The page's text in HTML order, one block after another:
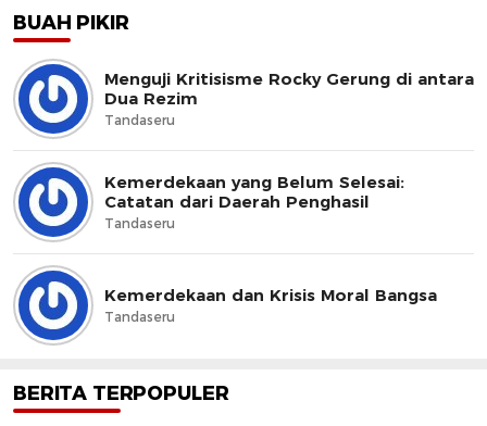
BUAH PIKIR
Menguji Kritisisme Rocky Gerung di antara
Dua Rezim
Tandaseru
Kemerdekaan yang Belum Selesai:
Catatan dari Daerah Penghasil
Tandaseru
Kemerdekaan dan Krisis Moral Bangsa
Tandaseru
BERITA TERPOPULER